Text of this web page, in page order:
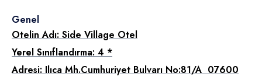
Genel
Otelin Adı: Side Village Otel
Yerel Sınıflandırma: 4 *
Adresi: Ilıca Mh.Cumhuriyet Bulvarı No:81/A 07600